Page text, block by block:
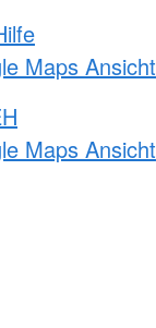
Maps Ansicht
Maps Ansicht